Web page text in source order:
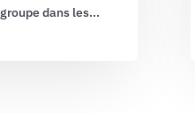
dans les...